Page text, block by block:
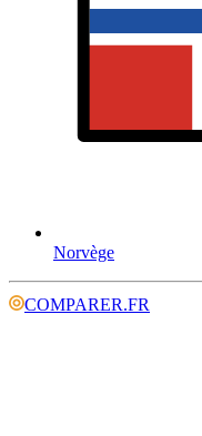
Norvège
COMPARER.FR